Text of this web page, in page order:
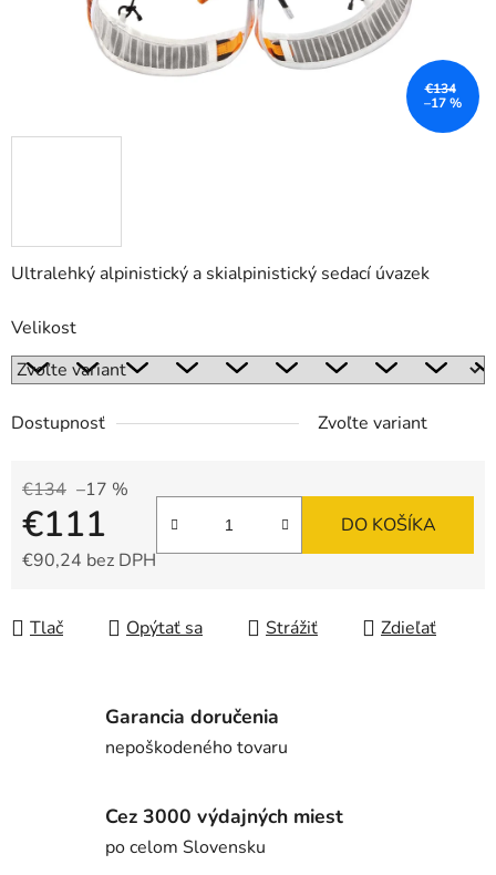
Ultralehký alpinistický a skialpinistický sedací úvazek
Velikost
Dostupnosť Zvoľte variant
€134 –17 %
€111
€90,24 bez DPH
DO KOŠÍKA
Tlač Opýtať sa Strážiť Zdieľať
€134
–17 %
Garancia doručenia
nepoškodeného tovaru
Cez 3000 výdajných miest
po celom Slovensku